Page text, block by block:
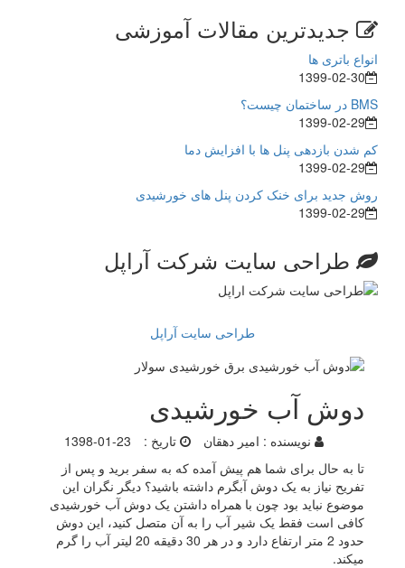
جدیدترین مقالات آموزشی
انواع باتری ها
1399-02-30
BMS در ساختمان چیست؟
1399-02-29
کم شدن بازدهی پنل ها با افزایش دما
1399-02-29
روش جدید برای خنک کردن پنل های خورشیدی
1399-02-29
طراحی سایت شرکت آراپل
طراحی سایت آراپل
دوش آب خورشیدی
نویسنده : امیر دهقان تاریخ :
1398-01-23
تا به حال برای شما هم پیش آمده که به سفر برید و پس از
تفریح نیاز به یک دوش آبگرم داشته باشید؟ دیگر نگران این
موضوع نباید بود چون با همراه داشتن یک دوش آب خورشیدی
کافی است فقط یک شیر آب را به آن متصل کنید، این دوش
حدود 2 متر ارتفاع دارد و در هر 30 دقیقه 20 لیتر آب را گرم
میکند.